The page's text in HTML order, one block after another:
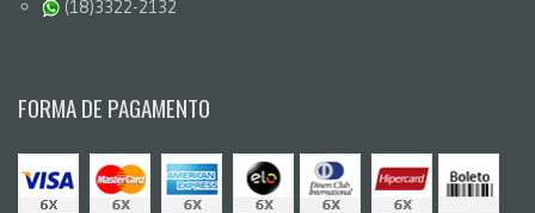
(18)3322-2132
FORMA DE PAGAMENTO